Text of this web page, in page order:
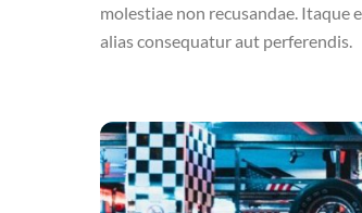
molestiae non recusandae.
alias consequatur aut perferendis.